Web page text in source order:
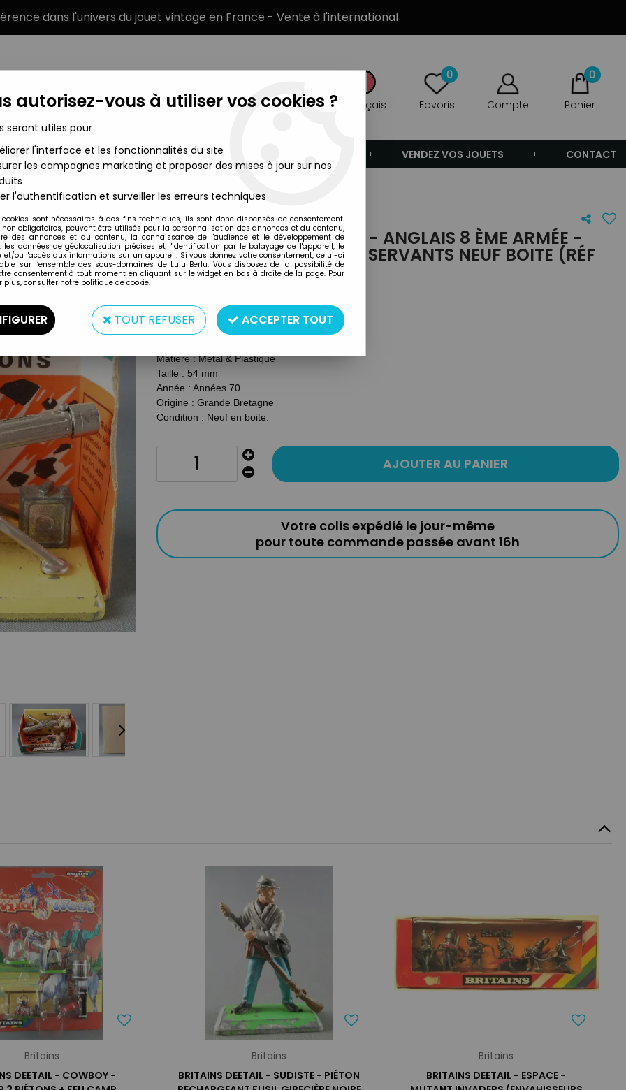
dans l'univers du jouet vintage en France - Vente à l'international
Français
0
Favoris Compte
0
Panier
MARQUES TYPE DE PRODUIT VENDEZ VOS JOUETS CONTACT
8 ème Armée - Mitrailleuse Vickers & Servants Neuf Boite (Réf 7339)
Britains
BRITAINS DEETAIL - WW2 - ANGLAIS 8 ÈME ARMÉE -
MITRAILLEUSE VICKERS & SERVANTS NEUF BOITE (RÉF
7339)
64,99 €TTC
AR0019402
Matière : Métal & Plastique
Taille : 54 mm
Année : Années 70
Origine : Grande Bretagne
Condition : Neuf en boite.
AJOUTER AU PANIER
Votre colis expédié le jour-même
pour toute commande passée avant 16h
Britains
DEETAIL - COWBOY -
Britains
BRITAINS DEETAIL - SUDISTE - PIÉTON
Britains
BRITAINS DEETAIL - ESPACE -
autorisez-vous à utiliser vos cookies ?
seront utiles pour :
l'interface et les fonctionnalités du site
les campagnes marketing et proposer des mises à jour sur nos
l'authentification et surveiller les erreurs techniques
cookies sont nécessaires à des fins techniques, ils sont donc dispensés de consentement.
non obligatoires, peuvent être utilisés pour la personnalisation des annonces et du contenu,
des annonces et du contenu, la connaissance de l'audience et le développement de
les données de géolocalisation précises et l'identification par le balayage de l'appareil, le
et/ou l'accès aux informations sur un appareil. Si vous donnez votre consentement, celui-ci
sur l’ensemble des sous-domaines de Lulu Berlu. Vous disposez de la possibilité de
consentement à tout moment en cliquant sur le widget en bas à droite de la page. Pour
plus, consulter notre politique de cookie.
TOUT REFUSER ACCEPTER TOUT